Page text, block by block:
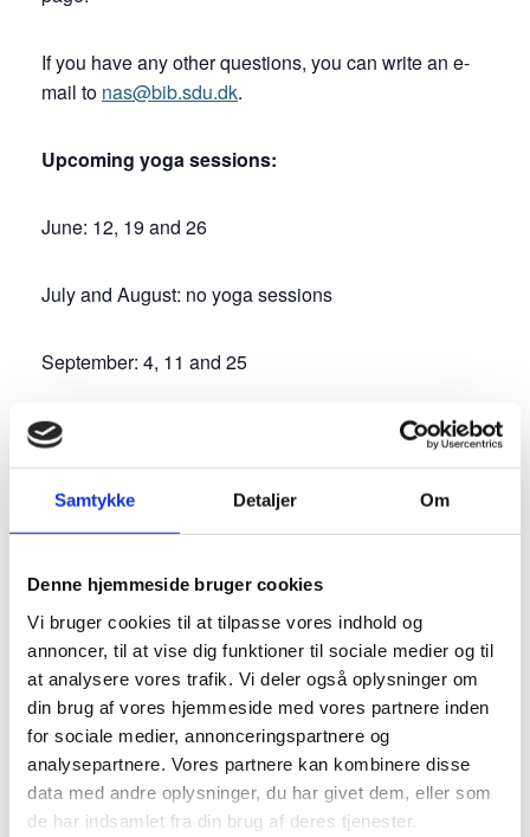
Samtykke Detaljer Om
Denne hjemmeside bruger cookies
Vi bruger cookies til at tilpasse vores indhold og
annoncer, til at vise dig funktioner til sociale medier og til
at analysere vores trafik. Vi deler også oplysninger om
din brug af vores hjemmeside med vores partnere inden
for sociale medier, annonceringspartnere og
analysepartnere. Vores partnere kan kombinere disse
data med andre oplysninger, du har givet dem, eller som
de har indsamlet fra din brug af deres tjenester.
If you have any other questions, you can write an e-
mail to nas@bib.sdu.dk.
Upcoming yoga sessions:
June: 12, 19 and 26
July and August: no yoga sessions
September: 4, 11 and 25
October: 2, 9, 23 and 30
November: 6, 13, 20 and 27